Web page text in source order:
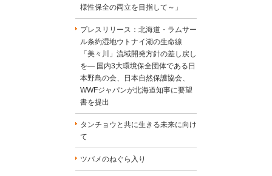
様性保全の両立を目指して～」
プレスリリース：北海道・ラムサー
ル条約湿地ウトナイ湖の生命線
「美々川」流域開発方針の差し戻し
を― 国内3大環境保全団体である日
本野鳥の会、日本自然保護協会、
WWFジャパンが北海道知事に要望
書を提出
タンチョウと共に生きる未来に向け
て
ツバメのねぐら入り